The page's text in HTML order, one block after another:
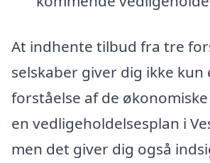
At indhente tilbud fra tre
selskaber giver dig ikke kun
forståelse af de
en vedligeholdelsesplan i
men det giver dig også